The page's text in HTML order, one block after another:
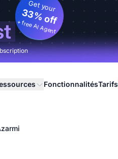
Get your
33% off
+ free AI Agent
FonctionnalitésTarifs